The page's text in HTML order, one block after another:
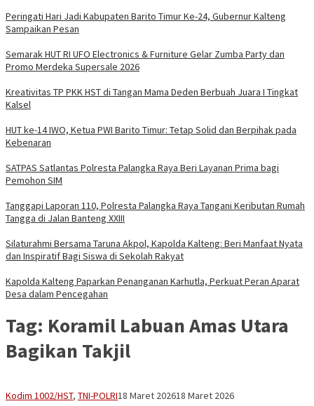
Peringati Hari Jadi Kabupaten Barito Timur Ke-24, Gubernur Kalteng
Sampaikan Pesan
Semarak HUT RI UFO Electronics & Furniture Gelar Zumba Party dan
Promo Merdeka Supersale 2026
Kreativitas TP PKK HST di Tangan Mama Deden Berbuah Juara I Tingkat
Kalsel
HUT ke-14 IWO, Ketua PWI Barito Timur: Tetap Solid dan Berpihak pada
Kebenaran
SATPAS Satlantas Polresta Palangka Raya Beri Layanan Prima bagi
Pemohon SIM
Tanggapi Laporan 110, Polresta Palangka Raya Tangani Keributan Rumah
Tangga di Jalan Banteng XXIII
Silaturahmi Bersama Taruna Akpol, Kapolda Kalteng: Beri Manfaat Nyata
dan Inspiratif Bagi Siswa di Sekolah Rakyat
Kapolda Kalteng Paparkan Penanganan Karhutla, Perkuat Peran Aparat
Desa dalam Pencegahan
Tag: Koramil Labuan Amas Utara
Bagikan Takjil
Kodim 1002/HST, TNI-POLRIVananta
18 Maret 202618 Maret 2026